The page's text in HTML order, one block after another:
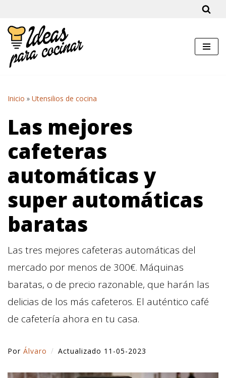
Saltar
al
contenido
Inicio » Utensilios de cocina
Las mejores
cafeteras
automáticas y
super automáticas
baratas
Las tres mejores cafeteras automáticas del
mercado por menos de 300€. Máquinas
baratas, o de precio razonable, que harán las
delicias de los más cafeteros. El auténtico café
de cafetería ahora en tu casa.
Por Álvaro Actualizado 11-05-2023